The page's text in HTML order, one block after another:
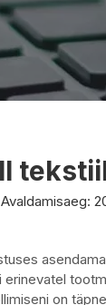
erinevatel
on